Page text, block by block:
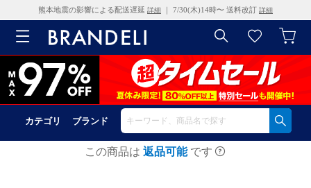
熊本地震の影響による配送遅延 詳細 ｜ 7/30(木)14時〜 送料改訂 詳細
カテゴリ ブランド
この商品は 返品可能 です